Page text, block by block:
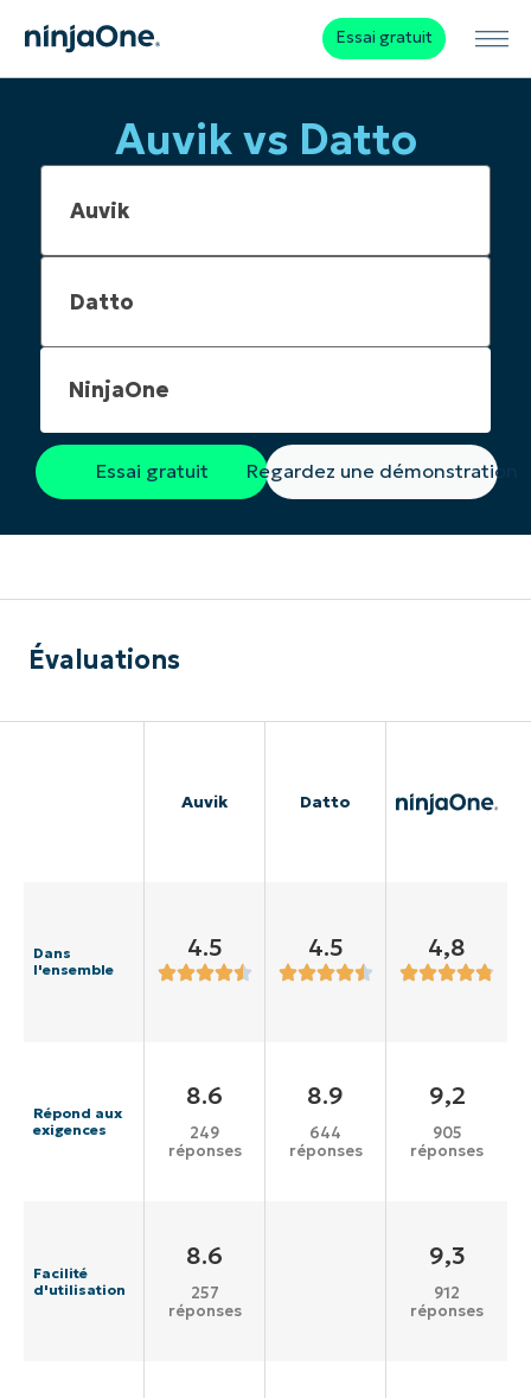
Essai gratuit
Auvik vs Datto
NinjaOne
Essai gratuit Regardez une démonstration
Évaluations
Auvik Datto
Dans
l'ensemble
4.5 4.5 4,8
Répond aux
exigences
8.6
249
réponses
8.9
644
réponses
9,2
905
réponses
Facilité
d'utilisation
8.6
257
réponses
9,3
912
réponses